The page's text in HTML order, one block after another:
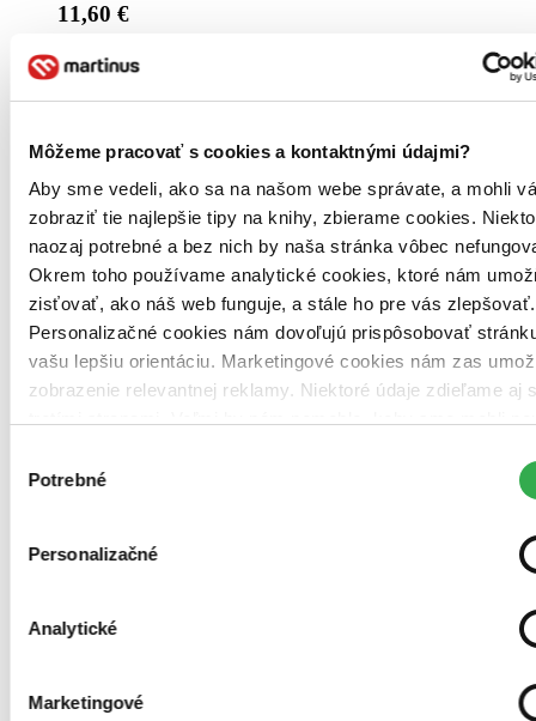
Môžeme pracovať s cookies a kontaktnými údajmi?
Aby sme vedeli, ako sa na našom webe správate, a mohli
zobraziť tie najlepšie tipy na knihy, zbierame cookies.
naozaj potrebné a bez nich by naša stránka vôbec
Okrem toho používame analytické cookies, ktoré nám
zisťovať, ako náš web funguje, a stále ho pre vás zlepšovať.
Personalizačné cookies nám dovoľujú prispôsobovať
vašu lepšiu orientáciu. Marketingové cookies nám zas
zobrazenie relevantnej reklamy. Niektoré údaje zdieľame aj s
súhlasu
Potrebné
Personalizačné
Analytické
Marketingové
11,60 €
Vložiť do košíka